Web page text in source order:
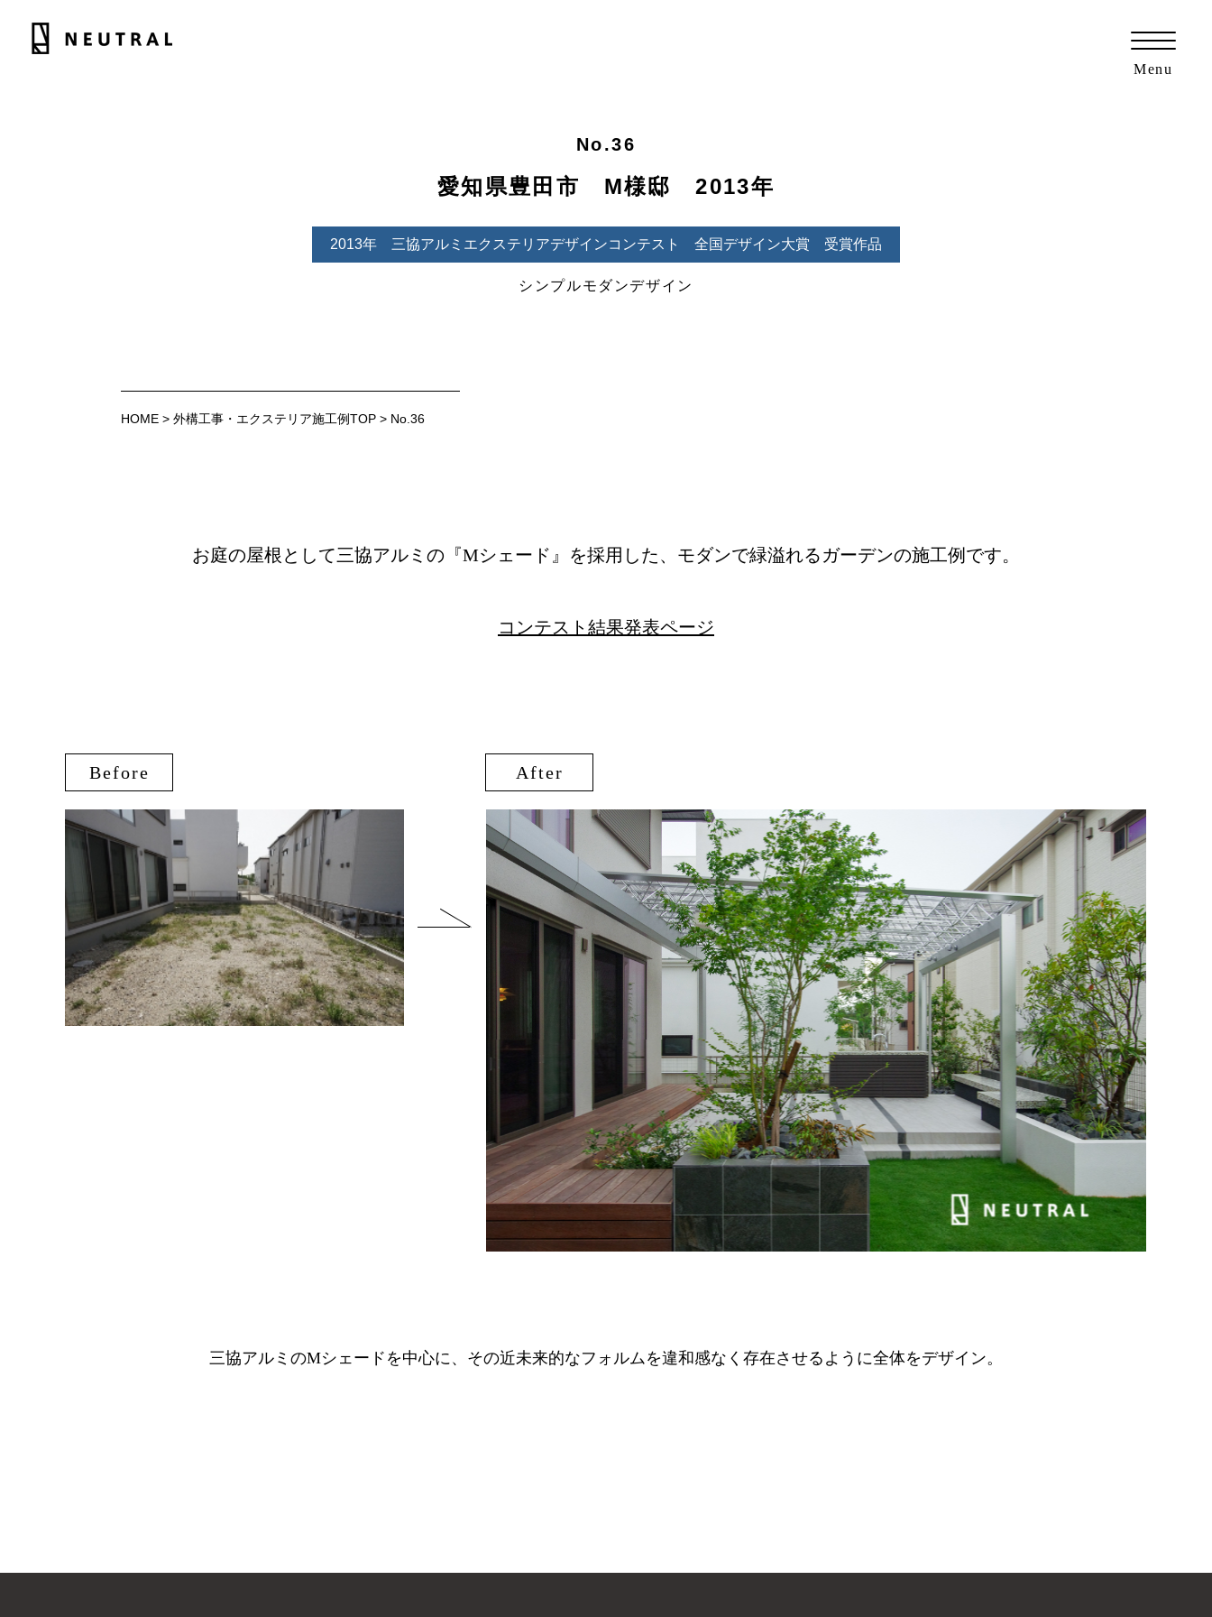
Menu
No.36
愛知県豊田市 M様邸 2013年
2013年 三協アルミエクステリアデザインコンテスト 全国デザイン大賞 受賞作品
シンプルモダンデザイン
HOME >外構工事・エクステリア施工例TOP > No.36
お庭の屋根として三協アルミの『Mシェード』を採用した、モダンで緑溢れるガーデンの施工例です。
コンテスト結果発表ページ
Before After
三協アルミのMシェードを中心に、その近未来的なフォルムを違和感なく存在させるように全体をデザイン。